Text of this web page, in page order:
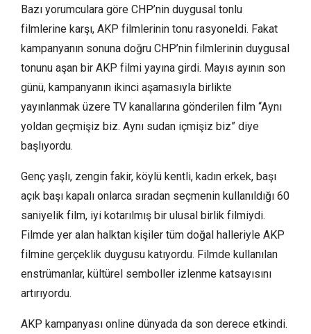
Bazı yorumculara göre CHP’nin duygusal tonlu
filmlerine karşı, AKP filmlerinin tonu rasyoneldi. Fakat
kampanyanın sonuna doğru CHP’nin filmlerinin duygusal
tonunu aşan bir AKP filmi yayına girdi. Mayıs ayının son
günü, kampanyanın ikinci aşamasıyla birlikte
yayınlanmak üzere TV kanallarına gönderilen film “Aynı
yoldan geçmişiz biz. Aynı sudan içmişiz biz” diye
başlıyordu.
Genç yaşlı, zengin fakir, köylü kentli, kadın erkek, başı
açık başı kapalı onlarca sıradan seçmenin kullanıldığı 60
saniyelik film, iyi kotarılmış bir ulusal birlik filmiydi.
Filmde yer alan halktan kişiler tüm doğal halleriyle AKP
filmine gerçeklik duygusu katıyordu. Filmde kullanılan
enstrümanlar, kültürel semboller izlenme katsayısını
artırıyordu.
AKP kampanyası online dünyada da son derece etkindi.